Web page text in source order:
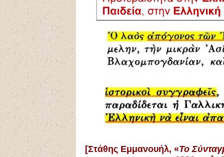
[Στάθης Εμμανουήλ, «Το